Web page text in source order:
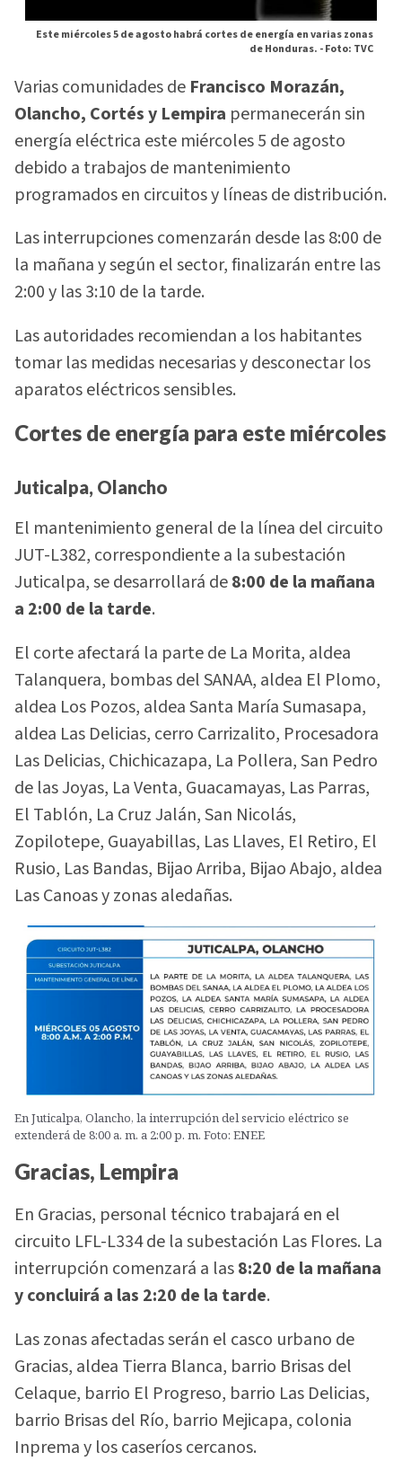
Este miércoles 5 de agosto habrá cortes de energía en varias zonas
de Honduras. -Foto: TVC
Varias comunidades de Francisco Morazán,
Olancho, Cortés y Lempira permanecerán sin
energía eléctrica este miércoles 5 de agosto
debido a trabajos de mantenimiento
programados en circuitos y líneas de distribución.
Las interrupciones comenzarán desde las 8:00 de
la mañana y según el sector, finalizarán entre las
2:00 y las 3:10 de la tarde.
Las autoridades recomiendan a los habitantes
tomar las medidas necesarias y desconectar los
aparatos eléctricos sensibles.
Cortes de energía para este miércoles
Juticalpa, Olancho
El mantenimiento general de la línea del circuito
JUT-L382, correspondiente a la subestación
Juticalpa, se desarrollará de8:00 de la mañana
a 2:00 de la tarde.
El corte afectará la parte de La Morita, aldea
Talanquera, bombas del SANAA, aldea El Plomo,
aldea Los Pozos, aldea Santa María Sumasapa,
aldea Las Delicias, cerro Carrizalito, Procesadora
Las Delicias, Chichicazapa, La Pollera, San Pedro
de las Joyas, La Venta, Guacamayas, Las Parras,
El Tablón, La Cruz Jalán, San Nicolás,
Zopilotepe, Guayabillas, Las Llaves, El Retiro, El
Rusio, Las Bandas, Bijao Arriba, Bijao Abajo, aldea
Las Canoas y zonas aledañas.
En Juticalpa, Olancho, la interrupción del servicio eléctrico se
extenderá de 8:00 a. m. a 2:00 p. m. Foto: ENEE
Gracias, Lempira
En Gracias, personal técnico trabajará en el
circuito LFL-L334 de la subestación Las Flores. La
interrupción comenzará a las8:20 de la mañana
y concluirá a las 2:20 de la tarde.
Las zonas afectadas serán el casco urbano de
Gracias, aldea Tierra Blanca, barrio Brisas del
Celaque, barrio El Progreso, barrio Las Delicias,
barrio Brisas del Río, barrio Mejicapa, colonia
Inprema y los caseríos cercanos.